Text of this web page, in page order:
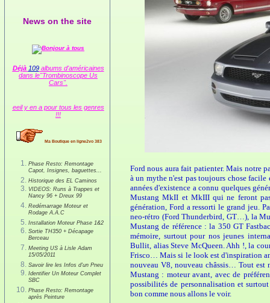
News on the site
Déjà 109albums d'américaines
dans le"Trombinoscope Us
Cars".
eeil y en a pour tous les genres
!!!
Ma Boutique en ligne2vo 383
Phase Resto: Remontage
Capot, Insignes, baguettes...
Historique des EL Caminos
VIDEOS: Runs à Trappes et
Nancy 96 + Dreux 99
Redémarrage Moteur et
Rodage A.A.C
Installation Moteur Phase 1&2
Sortie TH350 + Décapage
Berceau
Meeting US à Lisle Adam
15/05/2011
Savoir lire les Infos d'un Pneu
Identifier Un Moteur Complet
SBC
Phase Resto: Remontage
après Peinture
Ford nous aura fait patienter. Mais notre
à un mythe n'est pas toujours chose
années d'existence a connu quelques
Mustang MkII et MkIII qui ne feront
génération, Ford a ressorti le grand jeu.
neo-rétro (Ford Thunderbird, GT…), la
Mustang de référence : la 350 GT
mémoire, surtout pour nos jeunes
Bullit, alias Steve McQueen. Ahh !, la
Frisco… Mais si le look est d'inspiration
nouveau V8, nouveau châssis… Tout est
Mustang : moteur avant, avec de
possibilités de personnalisation et
bon comme nous allons le voir.